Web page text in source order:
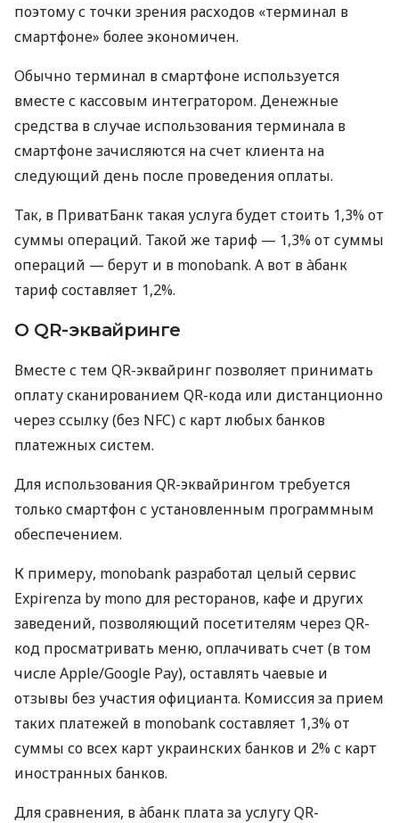
поэтому с точки зрения расходов «терминал в
смартфоне» более экономичен.
Обычно терминал в смартфоне используется
вместе с кассовым интегратором. Денежные
средства в случае использования терминала в
смартфоне зачисляются на счет клиента на
следующий день после проведения оплаты.
Так, в ПриватБанк такая услуга будет стоить 1,3% от
суммы операций. Такой же тариф — 1,3% от суммы
операций — берут и в monobank. А вот в àбанк
тариф составляет 1,2%.
О QR-эквайринге
Вместе с тем QR-эквайринг позволяет принимать
оплату сканированием QR-кода или дистанционно
через ссылку (без NFC) с карт любых банков
платежных систем.
Для использования QR-эквайрингом требуется
только смартфон с установленным программным
обеспечением.
К примеру, monobank разработал целый сервис
Expirenza by mono для ресторанов, кафе и других
заведений, позволяющий посетителям через QR-
код просматривать меню, оплачивать счет (в том
числе Apple/Google Pay), оставлять чаевые и
отзывы без участия официанта. Комиссия за прием
таких платежей в monobank составляет 1,3% от
суммы со всех карт украинских банков и 2% с карт
иностранных банков.
Для сравнения, в àбанк плата за услугу QR-